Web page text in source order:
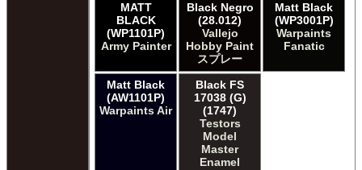
MATT
BLACK
(WP1101P)
Army Painter
Black Negro
(28.012)
Vallejo
Hobby Paint
スプレー
Matt Black
(WP3001P)
Warpaints
Fanatic
Matt Black
(AW1101P)
Warpaints Air
Black FS
17038 (G)
(1747)
Testors
Model
Master
Enamel